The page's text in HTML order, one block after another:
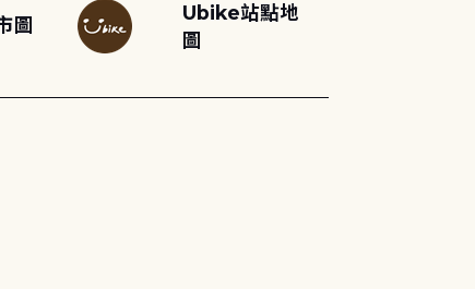
圖
Ubike站點地
圖